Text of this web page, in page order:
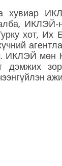
хувиар
ИКЛЭЙ-
хот, Их
ИКЛЭЙ мөн